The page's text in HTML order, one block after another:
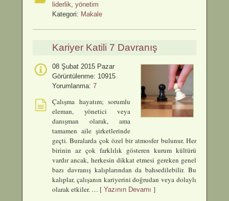
liderlik, yönetim
Kategori: Makale
Kariyer Katili 7 Davranış
08 Şubat 2015 Pazar
Görüntülenme: 10915
Yorumlanma: 7
Çalışma hayatım; sorumlu
eleman, yönetici veya
danışman olarak, ama
tamamen aile şirketlerinde
geçti. Buralarda çok özel bir atmosfer bulunur. Her
birinin az çok farklılık gösteren kurum kültürü
vardır ancak, herkesin dikkat etmesi gereken genel
bazı davranış kalıplarından da bahsedilebilir. Bu
kalıplar, çalışanın kariyerini doğrudan veya dolaylı
olarak etkiler. … [ Yazının Devamı ]